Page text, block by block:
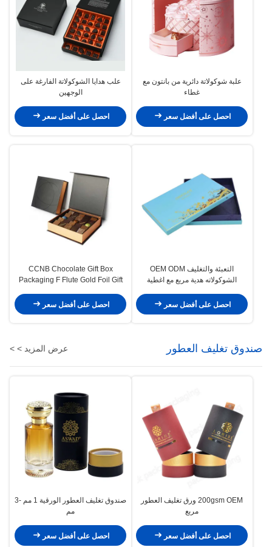
علبة شوكولاتة دائرية من بانتون مع
غطاء
احصل على أفضل سعر
علب هدايا الشوكولاتة الفارغة على
الوجهين
احصل على أفضل سعر
التعبئة والتغليف OEM ODM
الشوكولاته هدية مربع مع اغطية
احصل على أفضل سعر
CCNB Chocolate Gift Box
Packaging F Flute Gold Foil Gift
احصل على أفضل سعر
صندوق تغليف العطور عرض المزيد > >
200gsm OEM ورق تغليف العطور
مربع
احصل على أفضل سعر
صندوق تغليف العطور الورقية 1 مم -3
مم
احصل على أفضل سعر